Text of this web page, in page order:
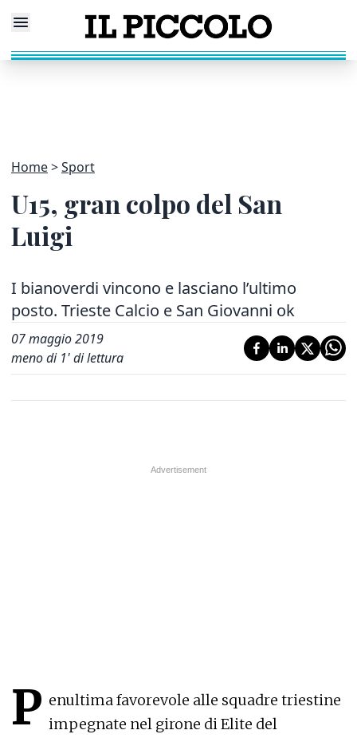
Home Sport
U15, gran colpo del San
Luigi
I bianoverdi vincono e lasciano l’ultimo
posto. Trieste Calcio e San Giovanni ok
07 maggio 2019
meno di 1' di lettura
P enultima favorevole alle squadre triestine
impegnate nel girone di Elite del